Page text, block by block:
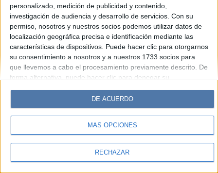
personalizado, medición de publicidad y contenido,
investigación de audiencia y desarrollo de servicios. Con su
permiso, nosotros y nuestros socios podemos utilizar datos de
localización geográfica precisa e identificación mediante las
características de dispositivos. Puede hacer clic para otorgarnos
su consentimiento a nosotros y a nuestros 1733 socios para
que llevemos a cabo el procesamiento previamente descrito. De
forma alternativa, puede hacer clic para denegar su
cambiar sus preferencias antes de otorgar su consentimiento.
Tenga en cuenta que algún procesamiento de sus datos
personales puede no requerir de su consentimiento, pero usted
tiene el derecho de rechazar tal procesamiento. Sus
sus preferencias o retirar su consentimiento en cualquier
MÁS OPCIONES
RECHAZAR
DE ACUERDO